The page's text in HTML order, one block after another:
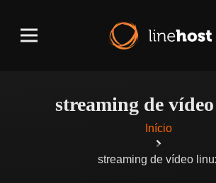
streaming de
Início
streaming de vídeo